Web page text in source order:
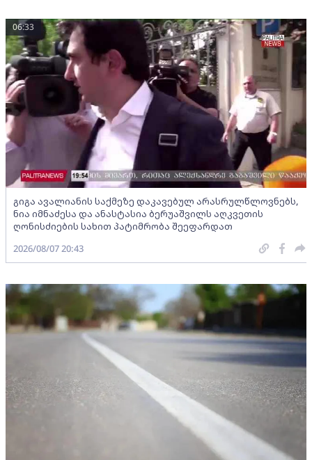
გიგა ავალიანის საქმეზე დაკავებულ არასრულწლოვნებს,
ნია იმნაძესა და ანასტასია ბერუაშვილს აღკვეთის
ღონისძიების სახით პატიმრობა შეეფარდათ
06:33
2026/08/07 20:43